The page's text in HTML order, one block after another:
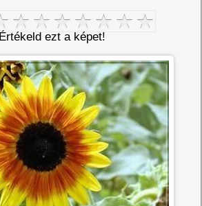
Értékeld ezt a képet!